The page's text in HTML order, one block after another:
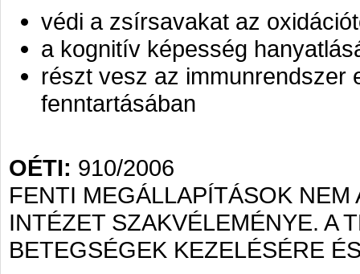
védi a zsírsavakat az
a kognitív képesség
részt vesz az immunrendszer
fenntartásában
OÉTI: 910/2006
FENTI MEGÁLLAPÍTÁSOK
INTÉZET SZAKVÉLEMÉNYE. A
BETEGSÉGEK KEZELÉSÉRE